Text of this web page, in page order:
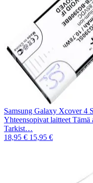
Samsung Galaxy Xcover 4
Yhteensopivat laitteet
Tarkist…
18,95 € 15,95 €